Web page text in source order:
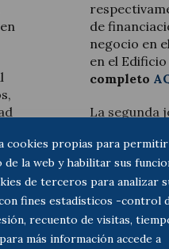
cookies propias para
de la web y habilitar sus
de terceros para analizar
fines estadísticos -control
recuento de visitas,
más información accede a
en
de
negocio en
en el
completo
La segunda
francés,
régimen de
dirigentes,
estatuto
para el día
el programa